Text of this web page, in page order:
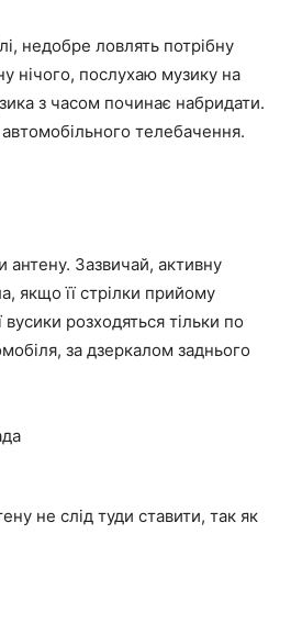
недобре ловлять потрібну
нічого, послухаю музику на
з часом починає набридати.
телебачення.
антену. Зазвичай, активну
якщо її стрілки прийому
розходяться тільки по
за дзеркалом заднього
не слід туди ставити, так як